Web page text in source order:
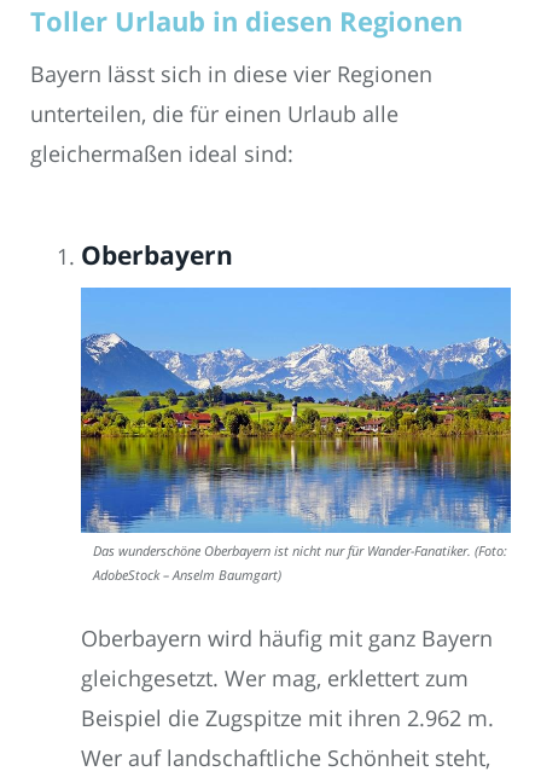
Toller Urlaub in diesen Regionen
Bayern lässt sich in diese vier Regionen
unterteilen, die für einen Urlaub alle
gleichermaßen ideal sind:
Oberbayern
Das wunderschöne Oberbayern ist nicht nur für Wander-Fanatiker. (Foto:
AdobeStock – Anselm Baumgart)
Oberbayern wird häufig mit ganz Bayern
gleichgesetzt. Wer mag, erklettert zum
Beispiel die Zugspitze mit ihren 2.962 m.
Wer auf landschaftliche Schönheit steht,